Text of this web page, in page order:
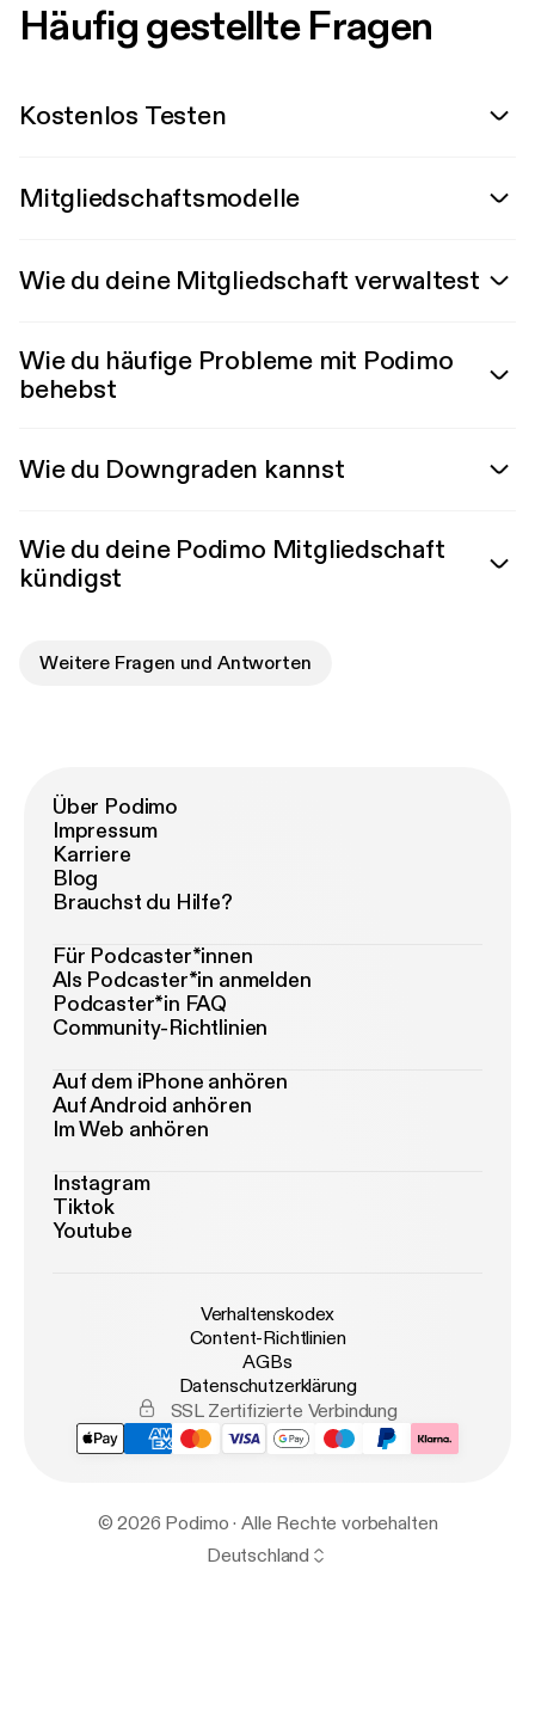
Häufig gestellte Fragen
Kostenlos Testen
Mitgliedschaftsmodelle
Wie du deine Mitgliedschaft verwaltest
Wie du häufige Probleme mit Podimo
behebst
Wie du Downgraden kannst
Wie du deine Podimo Mitgliedschaft
kündigst
Weitere Fragen und Antworten
Über Podimo
Impressum
Karriere
Blog
Brauchst du Hilfe?
Für Podcaster*innen
Als Podcaster*in anmelden
Podcaster*in FAQ
Community-Richtlinien
Auf dem iPhone anhören
Auf Android anhören
Im Web anhören
Instagram
Tiktok
Youtube
Verhaltenskodex
Content-Richtlinien
AGBs
Datenschutzerklärung
SSL Zertifizierte Verbindung
© 2026 Podimo · Alle Rechte vorbehalten
Deutschland